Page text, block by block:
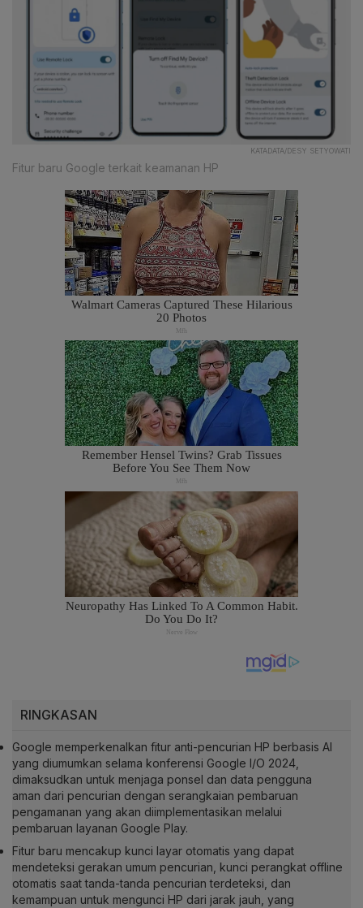
KATADATA/DESY SETYOWATI
Fitur baru Google terkait keamanan HP
RINGKASAN
Google memperkenalkan fitur anti-pencurian HP berbasis AI
yang diumumkan selama konferensi Google I/O 2024,
dimaksudkan untuk menjaga ponsel dan data pengguna
aman dari pencurian dengan serangkaian pembaruan
pengamanan yang akan diimplementasikan melalui
pembaruan layanan Google Play.
Fitur baru mencakup kunci layar otomatis yang dapat
mendeteksi gerakan umum pencurian, kunci perangkat offline
otomatis saat tanda-tanda pencurian terdeteksi, dan
kemampuan untuk mengunci HP dari jarak jauh, yang